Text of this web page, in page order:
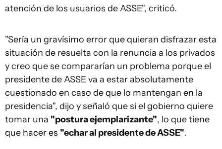
atención de los usuarios de ASSE", criticó.
"Sería un gravísimo error que quieran disfrazar esta
situación de resuelta con la renuncia a los privados
y creo que se compararían un problema porque el
presidente de ASSE va a estar absolutamente
cuestionado en caso de que lo mantengan en la
presidencia", dijo y señaló que si el gobierno quiere
tomar una "postura ejemplarizante", lo que tiene
que hacer es "echar al presidente de ASSE".